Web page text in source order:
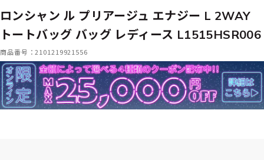
ロンシャン ル プリアージュ エナジー L 2WAY
トートバッグ バッグ レディース L1515HSR006
商品番号：2101219921556